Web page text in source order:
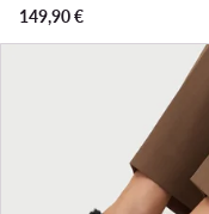
149,90€